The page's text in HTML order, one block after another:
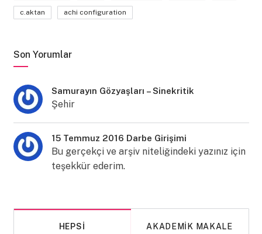
c.aktan achi configuration
Son Yorumlar
Samurayın Gözyaşları – Sinekritik
Şehir
15 Temmuz 2016 Darbe Girişimi
Bu gerçekçi ve arşiv niteliğindeki yazınız için
teşekkür ederim.
HEPSI AKADEMIK MAKALE